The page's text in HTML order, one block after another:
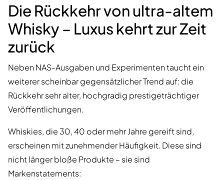
Die Rückkehr von ultra-altem
Whisky – Luxus kehrt zur Zeit
zurück
Neben NAS-Ausgaben und Experimenten taucht ein
weiterer scheinbar gegensätzlicher Trend auf: die
Rückkehr sehr alter, hochgradig prestigeträchtiger
Veröffentlichungen.
Whiskies, die 30, 40 oder mehr Jahre gereift sind,
erscheinen mit zunehmender Häufigkeit. Diese sind
nicht länger bloße Produkte – sie sind
Markenstatements: